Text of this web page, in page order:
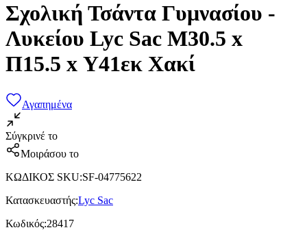
Σχολική Τσάντα Γυμνασίου -
Λυκείου Lyc Sac Μ30.5 x
Π15.5 x Υ41εκ Χακί
Αγαπημένα
Σύγκρινέ το
Μοιράσου το
ΚΩΔΙΚΟΣ SKU:SF-04775622
Κατασκευαστής:Lyc Sac
Κωδικός:28417